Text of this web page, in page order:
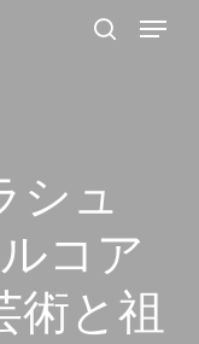
Menu
シュ
コア
術と祖